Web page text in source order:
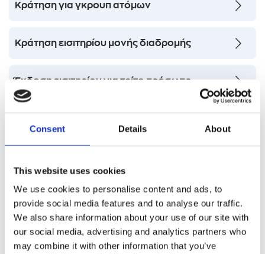
Consent Details About
This website uses cookies
We use cookies to personalise content and ads, to
provide social media features and to analyse our traffic.
We also share information about your use of our site with
our social media, advertising and analytics partners who
may combine it with other information that you’ve
Κράτηση για γκρουπ ατόμων
Κράτηση εισιτηρίου μονής διαδρομής
Έκδοση εισιτηρίου για τρίτο πρόσωπο
Χρήση εισιτηρίου από άλλο πρόσωπο
Παραλαβή εισιτηρίων σε ξενοδοχείο